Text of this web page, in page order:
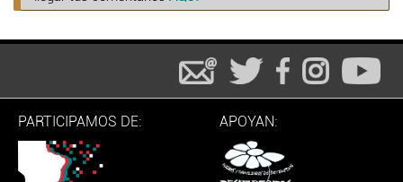
PARTICIPAMOS DE: APOYAN: